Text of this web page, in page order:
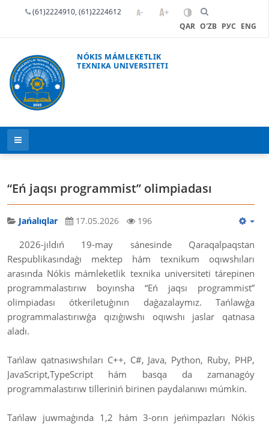
(61)2224910, (61)2224612
QAR O'ZB РУС ENG
NÓKIS MÁMLEKETLIK
TEXNIKA UNIVERSITETI
“Eń jaqsı programmist” olimpiadası
Jańalıqlar 17.05.2026 196
2026-jıldıń 19-may sánesinde Qaraqalpaqstan
Respublikasındaǵı mektep hám texnikum oqıwshıları
arasında Nókis mámleketlik texnika universiteti tárepinen
programmalastırıw boyınsha “Eń jaqsı programmist”
olimpiadası ótkeriletuǵının daǵazalaymız. Tańlawǵa
programmalastırıwǵa qızıǵıwshı oqıwshı jaslar qatnasa
aladı.
Tańlaw qatnasıwshıları C++, C#, Java, Python, Ruby, PHP,
JavaScript,TypeScript hám basqa da zamanagóy
programmalastırıw tilleriniń birinen paydalanıwı múmkin.
Tańlaw juwmaǵında 1,2 hám 3-orın jeńimpazları Nókis